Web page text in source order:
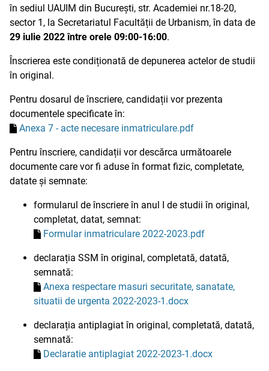
în sediul UAUIM din București, str. Academiei nr.18-20,
sector 1, la Secretariatul Facultății de Urbanism, în data de
29 iulie 2022 între orele 09:00-16:00.
Înscrierea este condiționată de depunerea actelor de studii
în original.
Pentru dosarul de înscriere, candidații vor prezenta
documentele specificate în:
Anexa 7 - acte necesare inmatriculare.pdf
Pentru înscriere, candidații vor descărca următoarele
documente care vor fi aduse în format fizic, completate,
datate și semnate:
formularul de înscriere în anul I de studii în original,
completat, datat, semnat:
Formular inmatriculare 2022-2023.pdf
declarația SSM în original, completată, datată,
semnată:
Anexa respectare masuri securitate, sanatate,
situatii de urgenta 2022-2023-1.docx
declarația antiplagiat în original, completată, datată,
semnată:
Declaratie antiplagiat 2022-2023-1.docx